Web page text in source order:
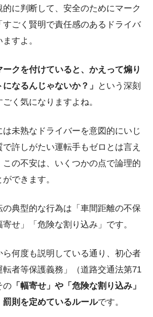
的に判断して、安全のためにマーク
すごく賢明で責任感のあるドライバ
すよ。
ークを付けていると、かえって煽り
なるんじゃないか？」
という深刻
く気になりますよね。
未熟なドライバーを意図的にいじ
許しがたい運転手もゼロとは言え
この不安は、いくつかの点で論理的
できます。
典型的な行為は「車間距離の不保
せ」「危険な割り込み」です。
ら何度も説明している通り、初心者
転者等保護義務」（道路交通法第71
の 「幅寄せ」や「危険な割り込み」
罰則を定めているルールです。